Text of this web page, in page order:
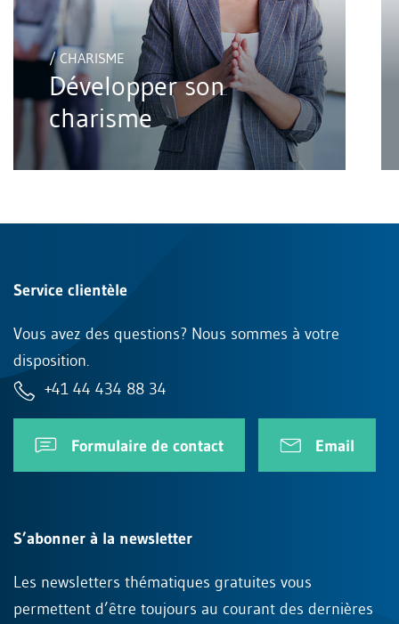
/ CHARISME
Développer son
charisme
Service clientèle
Vous avez des questions? Nous sommes à votre
disposition.
+41 44 434 88 34
Formulaire de contact Email
S’abonner à la newsletter
Les newsletters thématiques gratuites vous
permettent d’être toujours au courant des dernières